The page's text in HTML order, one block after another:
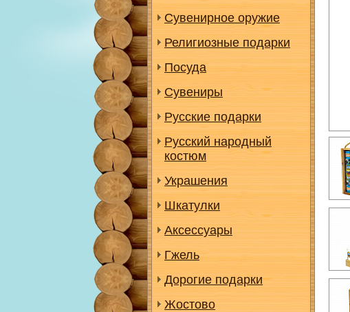
Сувенирное оружие
Религиозные подарки
Посуда
Сувениры
Русские подарки
Русский народный
костюм
Украшения
Шкатулки
Аксессуары
Гжель
Дорогие подарки
Жостово